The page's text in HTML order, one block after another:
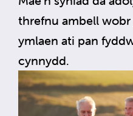
threfnu ambell
ymlaen ati pan
cynnydd.